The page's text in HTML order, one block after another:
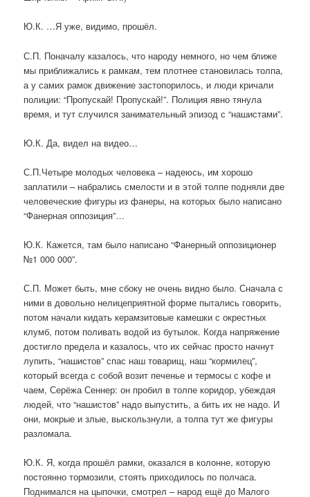
Ю.К. …Я уже, видимо, прошёл.
С.П. Поначалу казалось, что народу немного, но чем ближе
мы приближались к рамкам, тем плотнее становилась толпа,
а у самих рамок движение застопорилось, и люди кричали
полиции: “Пропускай! Пропускай!”. Полиция явно тянула
время, и тут случился занимательный эпизод с “нашистами”.
Ю.К. Да, видел на видео…
С.П.Четыре молодых человека – надеюсь, им хорошо
заплатили – набрались смелости и в этой толпе подняли две
человеческие фигуры из фанеры, на которых было написано
“Фанерная оппозиция”…
Ю.К. Кажется, там было написано “Фанерный оппозиционер
№1 000 000”.
С.П. Может быть, мне сбоку не очень видно было. Сначала с
ними в довольно нелицеприятной форме пытались говорить,
потом начали кидать керамзитовые камешки с окрестных
клумб, потом поливать водой из бутылок. Когда напряжение
достигло предела и казалось, что их сейчас просто начнут
лупить, “нашистов” спас наш товарищ, наш “кормилец”,
который всегда с собой возит печенье и термосы с кофе и
чаем, Серёжа Сеннер: он пробил в толпе коридор, убеждая
людей, что “нашистов” надо выпустить, а бить их не надо. И
они, мокрые и злые, выскользнули, а толпа тут же фигуры
разломала.
Ю.К. Я, когда прошёл рамки, оказался в колонне, которую
постоянно тормозили, стоять приходилось по полчаса.
Поднимался на цыпочки, смотрел – народ ещё до Малого